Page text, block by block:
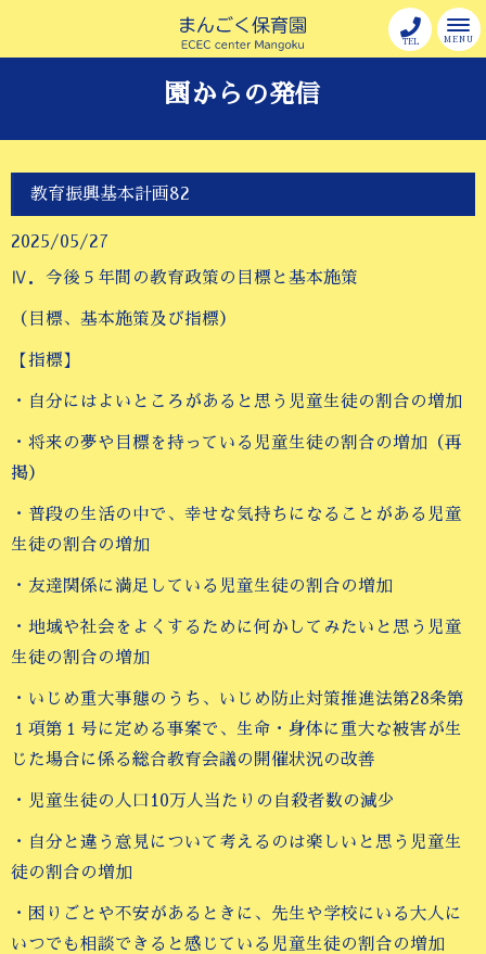
MENU
TEL
園からの発信
教育振興基本計画82
2025/05/27
Ⅳ．今後５年間の教育政策の目標と基本施策
（目標、基本施策及び指標）
【指標】
・自分にはよいところがあると思う児童生徒の割合の増加
・将来の夢や目標を持っている児童生徒の割合の増加（再
掲）
・普段の生活の中で、幸せな気持ちになることがある児童
生徒の割合の増加
・友達関係に満足している児童生徒の割合の増加
・地域や社会をよくするために何かしてみたいと思う児童
生徒の割合の増加
・いじめ重大事態のうち、いじめ防止対策推進法第28条第
１項第１号に定める事案で、生命・身体に重大な被害が生
じた場合に係る総合教育会議の開催状況の改善
・児童生徒の人口10万人当たりの自殺者数の減少
・自分と違う意見について考えるのは楽しいと思う児童生
徒の割合の増加
・困りごとや不安があるときに、先生や学校にいる大人に
いつでも相談できると感じている児童生徒の割合の増加